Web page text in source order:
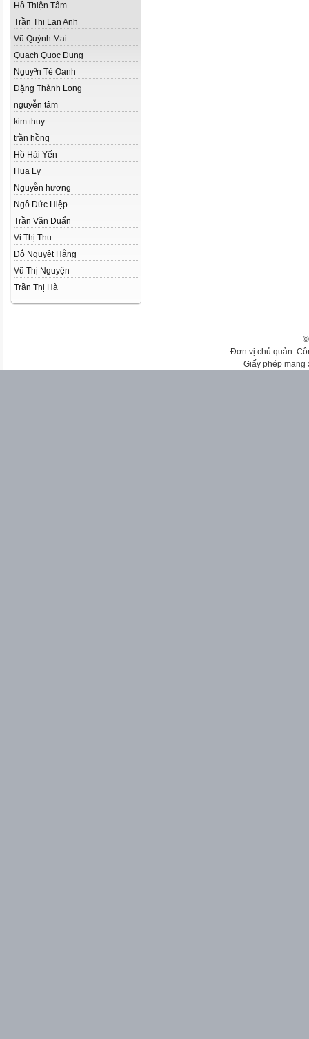
Hồ Thiện Tâm
Trần Thị Lan Anh
Vũ Quỳnh Mai
Quach Quoc Dung
Nguyªn Tè Oanh
Đặng Thành Long
nguyễn tâm
kim thuy
trần hồng
Hồ Hải Yến
Hua Ly
Nguyễn hương
Ngô Đức Hiệp
Trần Văn Duẩn
Vi Thị Thu
Đỗ Nguyệt Hằng
Vũ Thị Nguyện
Trần Thị Hà
Đơn vị chủ quản:
Giấy phép mạng